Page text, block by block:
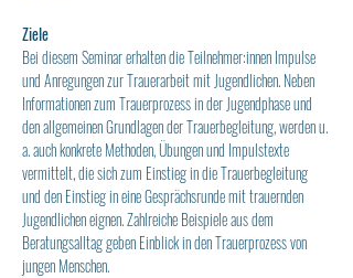
Ziele
Bei diesem Seminar erhalten die Teilnehmer:innen Impulse
und Anregungen zur Trauerarbeit mit Jugendlichen. Neben
Informationen zum Trauerprozess in der Jugendphase und
den allgemeinen Grundlagen der Trauerbegleitung, werden u.
a. auch konkrete Methoden, Übungen und Impulstexte
vermittelt, die sich zum Einstieg in die Trauerbegleitung
und den Einstieg in eine Gesprächsrunde mit trauernden
Jugendlichen eignen. Zahlreiche Beispiele aus dem
Beratungsalltag geben Einblick in den Trauerprozess von
jungen Menschen.